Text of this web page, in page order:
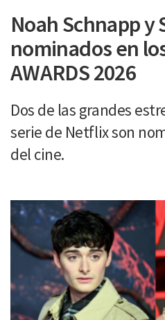
Noah Schnapp y
nominados en
AWARDS 2026
Dos de las grandes
serie de Netflix son
del cine.